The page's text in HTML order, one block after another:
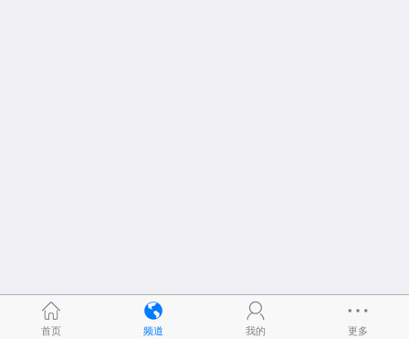
首页 频道 我的 更多